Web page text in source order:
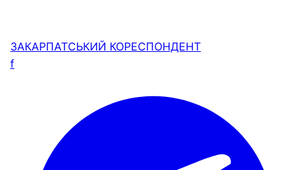
ЗАКАРПАТСЬКИЙ КОРЕСПОНДЕНТ
f